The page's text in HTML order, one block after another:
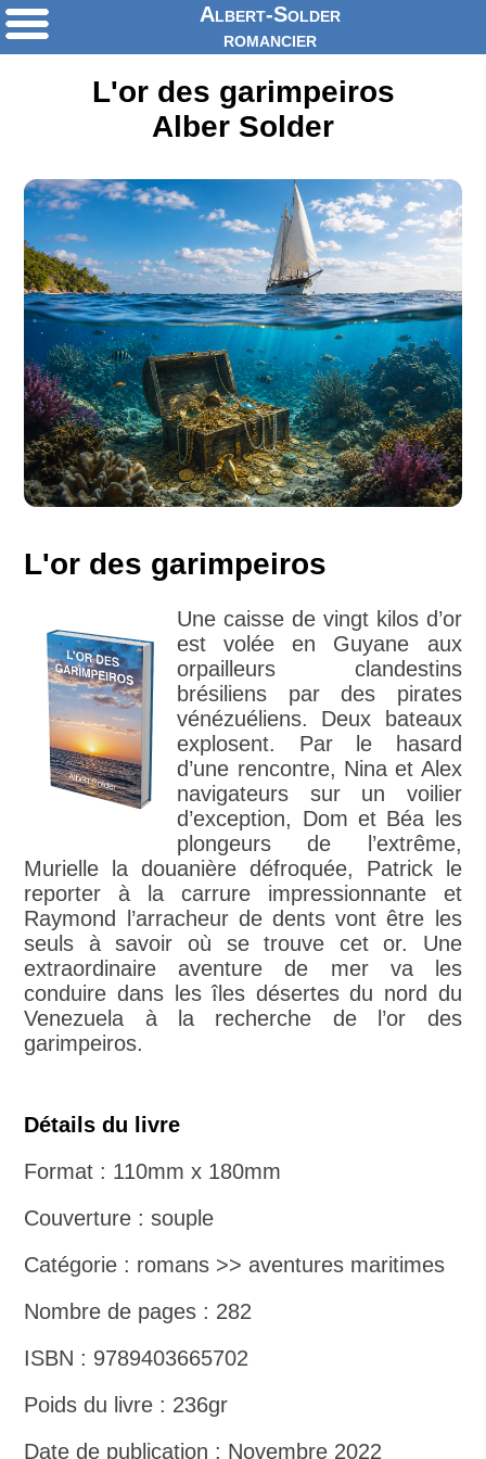
Albert-Solder
romancier
L'or des garimpeiros
Alber Solder
L'or des garimpeiros
Une caisse de vingt kilos d’or
est volée en Guyane aux
orpailleurs clandestins
brésiliens par des pirates
vénézuéliens. Deux bateaux
explosent. Par le hasard
d’une rencontre, Nina et Alex
navigateurs sur un voilier
d’exception, Dom et Béa les
plongeurs de l’extrême,
Murielle la douanière défroquée, Patrick le
reporter à la carrure impressionnante et
Raymond l’arracheur de dents vont être les
seuls à savoir où se trouve cet or. Une
extraordinaire aventure de mer va les
conduire dans les îles désertes du nord du
Venezuela à la recherche de l’or des
garimpeiros.
Détails du livre
Format : 110mm x 180mm
Couverture : souple
Catégorie : romans >> aventures maritimes
Nombre de pages : 282
ISBN : 9789403665702
Poids du livre : 236gr
Date de publication : Novembre 2022